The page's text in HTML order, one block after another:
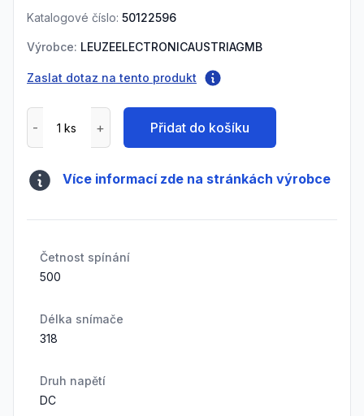
Katalogové číslo: 50122596
Výrobce: LEUZEELECTRONICAUSTRIAGMB
Zaslat dotaz na tento produkt
Přidat do košíku
Více informací zde na stránkách výrobce
Četnost spínání
500
Délka snímače
318
Druh napětí
DC